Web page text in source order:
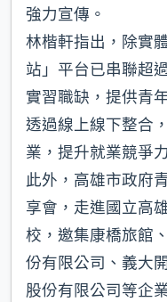
強力宣傳。
林楷軒指出，除實
站」平台已串聯超
實習職缺，提供青
透過線上線下整合
業，提升就業競爭
此外，高雄市政府
享會，走進國立高
校，邀集康橋旅館
份有限公司、義大
股份有限公司等企